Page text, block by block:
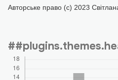
Авторське право (c) 2023